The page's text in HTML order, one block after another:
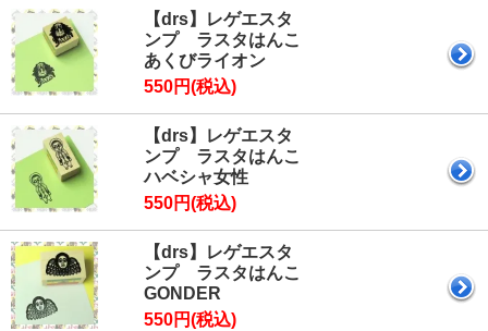
【drs】レゲエスタ
ンプ ラスタはんこ
あくびライオン
550円(税込)
【drs】レゲエスタ
ンプ ラスタはんこ
ハベシャ女性
550円(税込)
【drs】レゲエスタ
ンプ ラスタはんこ
GONDER
550円(税込)